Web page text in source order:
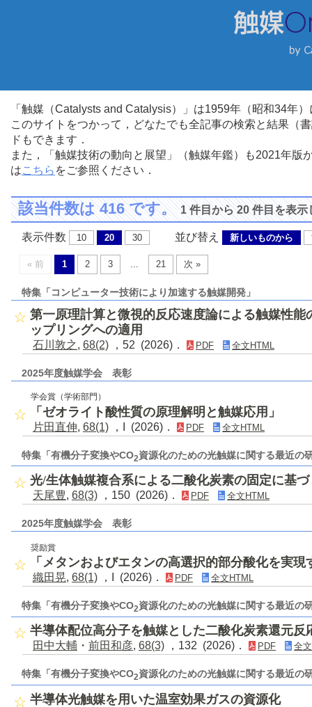
「触媒（Catalysts and Catalysis）」は1959年（昭和34年
このサイトをつかって，どなたでも全記事の検索と結果（
ドもできます．
また，「触媒技術の動向と展望」（触媒年鑑）も2021年
はこちら をご参照ください．
該当件数は 416 です。1 件目から 20 件目を表示
表示件数 10 20 30 並び替え 新しいものから
« 前 1 2 3 ... 21 次 »
特集「コンピューター技術により加速する触媒開発」
第一原理計算と微視的反応速度論による触媒性能
ップリングへの適用
石川敦之, 68(2) ，52 (2026)． PDF 全文HTML
2025年度触媒学会 表彰
学会賞（学術部門）
「ゼオライト酸性質の原理解明と触媒応用」
片田直伸, 68(1) ，I (2026)． PDF 全文HTML
特集「有機分子変換やCO2資源化のための光触媒に関する最近の
光/生体触媒複合系による二酸化炭素の固定に基
天尾豊, 68(3) ，150 (2026)． PDF 全文HTML
2025年度触媒学会 表彰
奨励賞
「メタンおよびエタンの高選択的部分酸化を実
織田晃, 68(1) ，I (2026)． PDF 全文HTML
特集「有機分子変換やCO2資源化のための光触媒に関する最近の
半導体配位高分子を触媒とした二酸化炭素還元反
田中大輔 ・ 前田和彦, 68(3) ，132 (2026)． PDF 全
特集「有機分子変換やCO2資源化のための光触媒に関する最近の
半導体光触媒を用いた温室効果ガスの資源化